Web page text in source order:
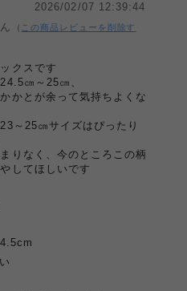
2026/02/07 12:39:44
（ この商品レビューを削除す
クスです
㎝～25㎝、
かとが余って気持ちよくな
～25㎝サイズはぴったり
りなく、今のところこの柄
してほしいです